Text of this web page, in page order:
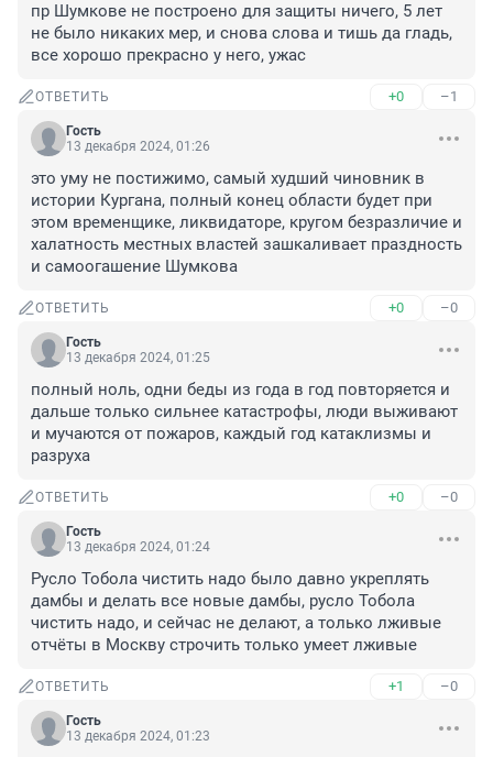
пр Шумкове не построено для защиты ничего, 5 лет
не было никаких мер, и снова слова и тишь да гладь,
все хорошо прекрасно у него, ужас
ОТВЕТИТЬ +0 –1
Гость
13 декабря 2024, 01:26
это уму не постижимо, самый худший чиновник в
истории Кургана, полный конец области будет при
этом временщике, ликвидаторе, кругом безразличие и
халатность местных властей зашкаливает праздность
и самоогашение Шумкова
ОТВЕТИТЬ +0 –0
Гость
13 декабря 2024, 01:25
полный ноль, одни беды из года в год повторяется и
дальше только сильнее катастрофы, люди выживают
и мучаются от пожаров, каждый год катаклизмы и
разруха
ОТВЕТИТЬ +0 –0
Гость
13 декабря 2024, 01:24
Русло Тобола чистить надо было давно укреплять
дамбы и делать все новые дамбы, русло Тобола
чистить надо, и сейчас не делают, а только лживые
отчёты в Москву строчить только умеет лживые
ОТВЕТИТЬ +1 –0
Гость
13 декабря 2024, 01:23